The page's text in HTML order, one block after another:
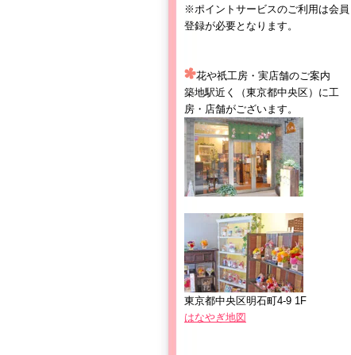
※ポイントサービスのご利用は会員
登録が必要となります。
花や祇工房・実店舗のご案内
築地駅近く（東京都中央区）に工
房・店舗がございます。
東京都中央区明石町4-9 1F
はなやぎ地図